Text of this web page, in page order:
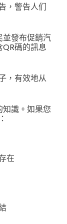
，警告人们
並發布促銷汽
碼的訊息
，有效地从
識。如果您
在